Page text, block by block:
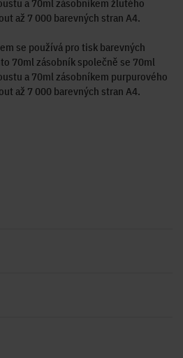
a 70ml zásobníkem žlutého
až 7 000 barevných stran A4.
se používá pro tisk barevných
70ml zásobník společně se 70ml
a 70ml zásobníkem purpurového
až 7 000 barevných stran A4.